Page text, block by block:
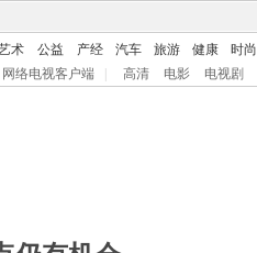
术 公益 产经 汽车 旅游 健康 时尚
网络电视客户端 高清 电影 电视剧